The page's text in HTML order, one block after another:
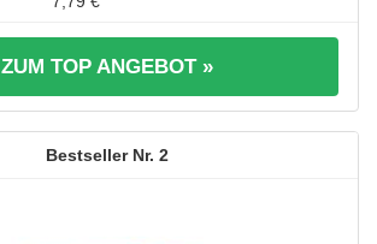
ZUM TOP ANGEBOT »
2